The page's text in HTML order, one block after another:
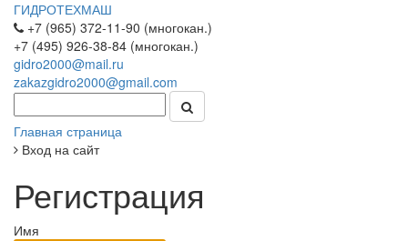
ГИДРОТЕХМАШ
+7 (965) 372-11-90 (многокан.)
+7 (495) 926-38-84 (многокан.)
gidro2000@mail.ru
zakazgidro2000@gmail.com
Главная страница
Вход на сайт
Регистрация
Имя